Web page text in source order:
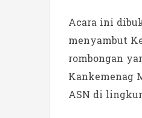
Acara ini
menyambut
rombongan
Kankemenag
ASN di